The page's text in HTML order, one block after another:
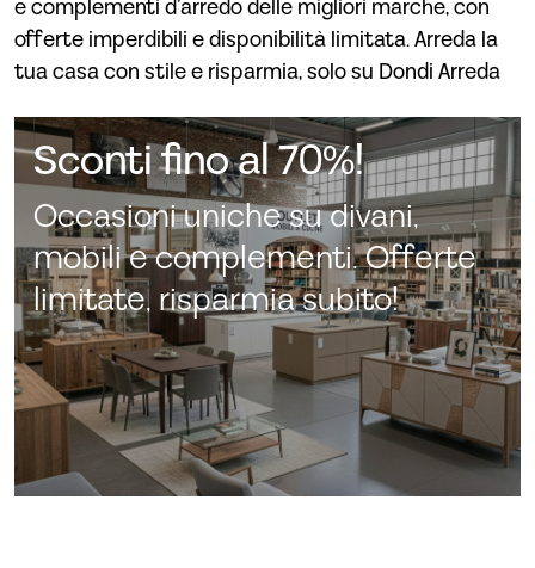
e complementi d’arredo delle migliori marche, con
offerte imperdibili e disponibilità limitata. Arreda la
tua casa con stile e risparmia, solo su Dondi Arreda
Sconti fino al 70%!
Occasioni uniche su divani,
mobili e complementi. Offerte
limitate, risparmia subito!